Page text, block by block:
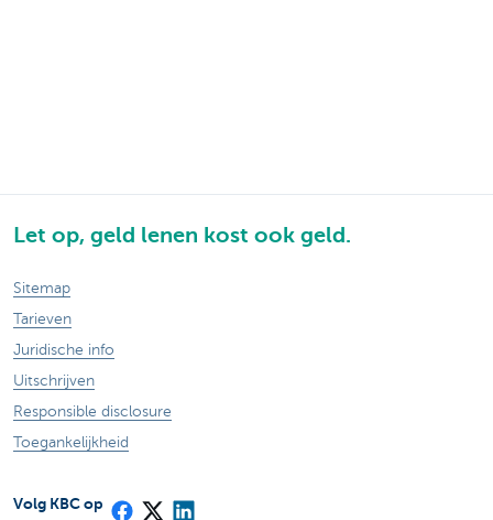
Let op, geld lenen kost ook geld.
Sitemap
Tarieven
Juridische info
Uitschrijven
Responsible disclosure
Toegankelijkheid
Volg KBC op